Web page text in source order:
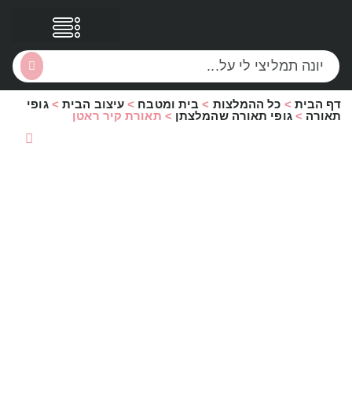
דף הבית > כל ההמלצות > בית ומטבח > עיצוב הבית>גופי
תאורה >גופי תאורה שהמלצתן > תאורת קיר ראטן